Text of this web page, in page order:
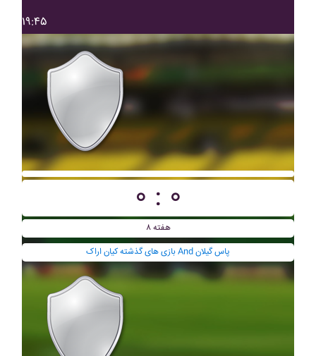
۱۹:۴۵
۰ : ۰
هفته ۸
بازی های گذشته کيان اراک And پاس گيلان